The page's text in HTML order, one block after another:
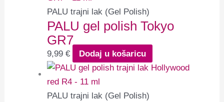
PALU trajni lak (Gel Polish)
PALU gel polish Tokyo
GR7
9,99€ Dodaj u košaricu
PALU trajni lak (Gel Polish)